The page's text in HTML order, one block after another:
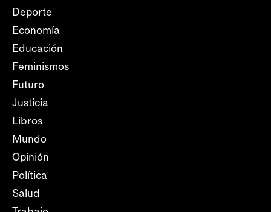
Deporte
Economía
Educación
Feminismos
Futuro
Justicia
Libros
Mundo
Opinión
Política
Salud